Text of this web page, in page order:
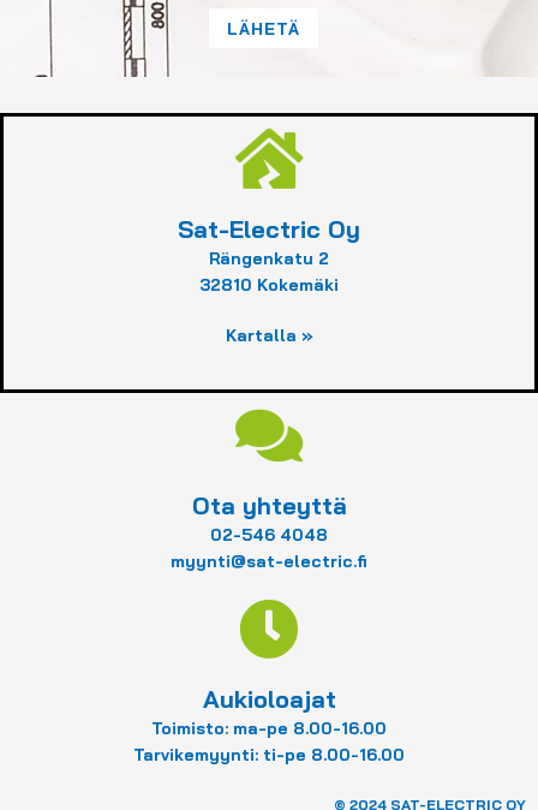
LÄHETÄ
Sat-Electric Oy
Rängenkatu 2
32810 Kokemäki
Kartalla »
Ota yhteyttä
02-546 4048
myynti@sat-electric.fi
Aukioloajat
Toimisto: ma-pe 8.00-16.00
Tarvikemyynti: ti-pe 8.00-16.00
© 2024 SAT-ELECTRIC OY